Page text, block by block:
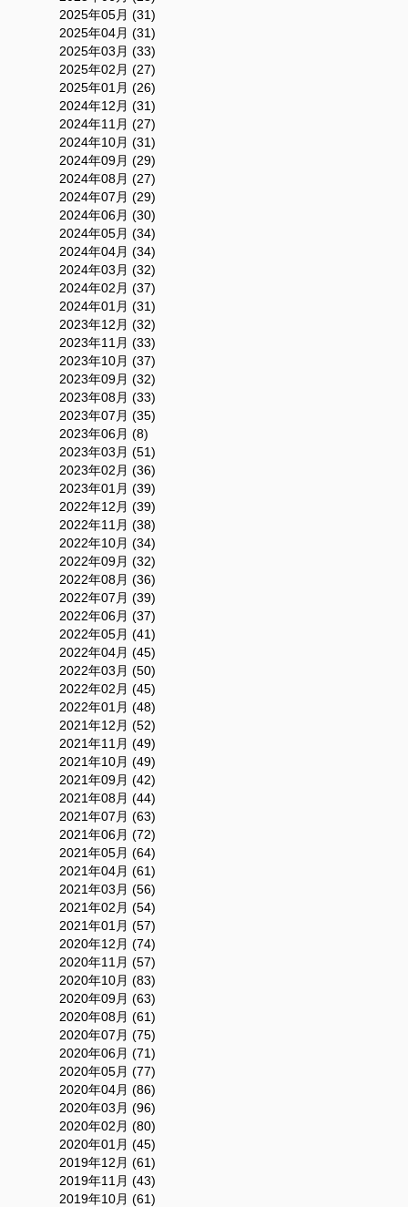
2025年05月 (31)
2025年04月 (31)
2025年03月 (33)
2025年02月 (27)
2025年01月 (26)
2024年12月 (31)
2024年11月 (27)
2024年10月 (31)
2024年09月 (29)
2024年08月 (27)
2024年07月 (29)
2024年06月 (30)
2024年05月 (34)
2024年04月 (34)
2024年03月 (32)
2024年02月 (37)
2024年01月 (31)
2023年12月 (32)
2023年11月 (33)
2023年10月 (37)
2023年09月 (32)
2023年08月 (33)
2023年07月 (35)
2023年06月 (8)
2023年03月 (51)
2023年02月 (36)
2023年01月 (39)
2022年12月 (39)
2022年11月 (38)
2022年10月 (34)
2022年09月 (32)
2022年08月 (36)
2022年07月 (39)
2022年06月 (37)
2022年05月 (41)
2022年04月 (45)
2022年03月 (50)
2022年02月 (45)
2022年01月 (48)
2021年12月 (52)
2021年11月 (49)
2021年10月 (49)
2021年09月 (42)
2021年08月 (44)
2021年07月 (63)
2021年06月 (72)
2021年05月 (64)
2021年04月 (61)
2021年03月 (56)
2021年02月 (54)
2021年01月 (57)
2020年12月 (74)
2020年11月 (57)
2020年10月 (83)
2020年09月 (63)
2020年08月 (61)
2020年07月 (75)
2020年06月 (71)
2020年05月 (77)
2020年04月 (86)
2020年03月 (96)
2020年02月 (80)
2020年01月 (45)
2019年12月 (61)
2019年11月 (43)
2019年10月 (61)